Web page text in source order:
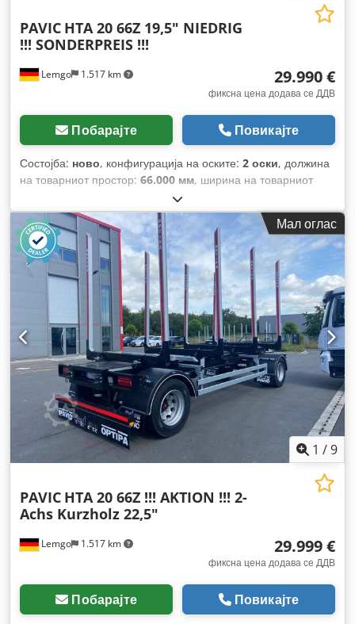
Lemgo 1.517 km
PAVIC HTA 20 66Z 19,5" NIEDRIG
!!! SONDERPREIS !!!
29.990 €
фиксна цена додава се ДДВ
Побарајте Повикајте
Состојба: ново, конфигурација на оските: 2 оски, должина
на товарниот простор: 66.000 мм, ширина на товарниот
, суспензија:
гумата:265/70-19,5, боја:црна,
Мал оглас
1 /9
Lemgo 1.517 km
PAVIC HTA 20 66Z !!! AKTION !!! 2-
Achs Kurzholz 22,5"
29.999 €
фиксна цена додава се ДДВ
Побарајте Повикајте